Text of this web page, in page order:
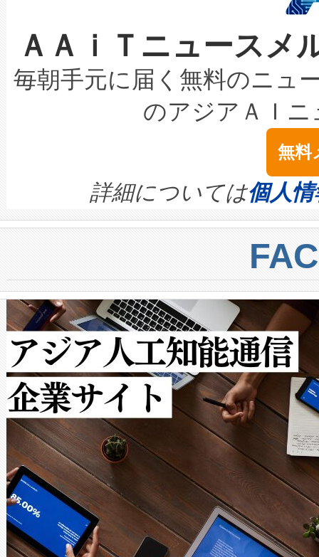
取得できる可能性もあります
設には、3億～4億ドルかか
最高経営責任者（CEO）であ
す。「当社のfully-connected
ームを利用すれば、6,000万
きます。この効率性は、フェ
限を超えて利用可能な電力容
持できるよう貢献します。こ
ービスレベル契約（SLA）違
テリー性能の劣化によるダウ
念は、現在データセンターが
ます。 Voltaiq provides a
quality and reliability for AI
BESS stack to ensure battery
centers. Voltaiqは、ai&のAI
からシステム統合、試運転、
クルの各段階のデータを監視
[…]
なレーザースポットにより、
な環境下でも豊かなディテー
キロメートル範囲を検出
LiDAR for Inspections,
は1535 nmレーザーを搭載。
イズの小径化を実現すること
す。ノーマルモードでは、
ートル先まで検出でき、これ
トに対して約600メートルに
では、反射率10％のターゲッ
で向上し、最大検知距離は
ットだけで最大1キロメート
ルの変電所周囲を監視でき、
作業と点群処理を簡素化でき
Avia 2は、2種類のFOVオプシ
× 80°のノーマルモード、長
ードを切り替えて使用するこ
ることなく、単一のデバイス
うにします。遠距離まで届く
ＡＡｉＴニュース
毎朝手元に届く無料のニュ
のアジアＡＩ
無料
詳細については個人